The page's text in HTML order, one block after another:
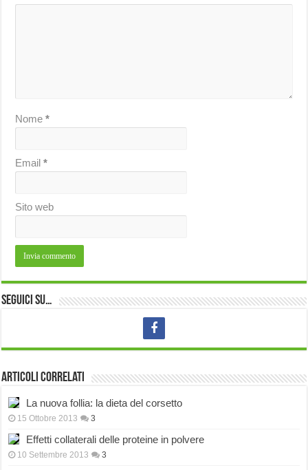
Nome*
Email*
Sito web
Seguici su…
Articoli correlati
La nuova follia: la dieta del corsetto
15 Ottobre 2013 3
Effetti collaterali delle proteine in polvere
10 Settembre 2013 3